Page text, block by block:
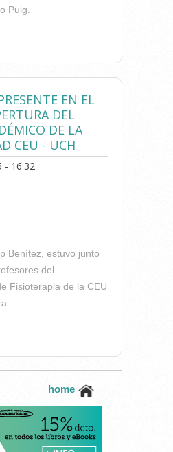
Puig.
DE ALICANTE, ANA
LA UMH ELCHEEN EL
DEL
DE LA
CEU - UCH
- 16:32
Benítez, estuvo junto
del
Fisioterapia de la CEU
ACTO DE APERTURA
home